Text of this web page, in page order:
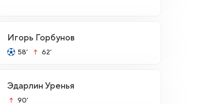
Игорь Горбунов
58’ 62’
Эдарлин Уренья
90’